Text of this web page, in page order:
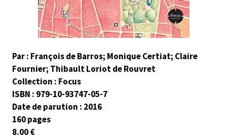
Par : François de Barros; Monique Certiat; Claire
Fournier; Thibault Loriot de Rouvret
Collection : Focus
ISBN : 979-10-93747-05-7
Date de parution : 2016
160 pages
8.00 €